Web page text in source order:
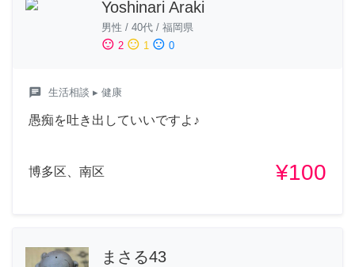
Yoshinari Araki
男性 / 40代 / 福岡県
sentiment_satisfied 2 sentiment_neutral 1 sentiment_dissatisfied 0
chat 生活相談 ▸ 健康
愚痴を吐き出していいですよ♪
博多区、南区 ¥100
まさる43